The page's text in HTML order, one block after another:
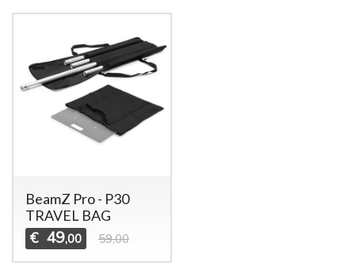
BeamZ Pro - P30
TRAVEL BAG
€ 49,00 59,00